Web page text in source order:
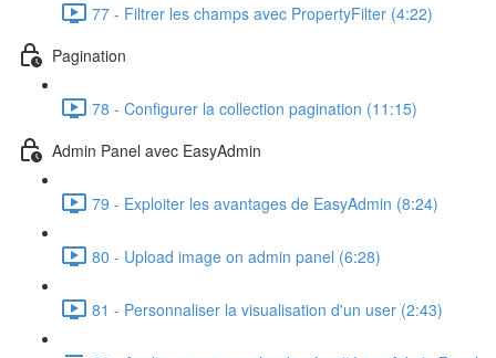
77 - Filtrer les champs avec PropertyFilter (4:22)
Pagination
78 - Configurer la collection pagination (11:15)
Admin Panel avec EasyAdmin
79 - Exploiter les avantages de EasyAdmin (8:24)
80 - Upload image on admin panel (6:28)
81 - Personnaliser la visualisation d'un user (2:43)